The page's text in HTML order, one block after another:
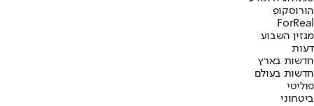
הורוסקופ
ForReal
מגזין השבוע
דעות
חדשות בארץ
חדשות בעולם
פוליטי
ביטחוני